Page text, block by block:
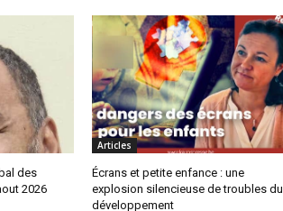
des
2026
Articles
Écrans et petite enfance : une
explosion silencieuse de troubles du
développement